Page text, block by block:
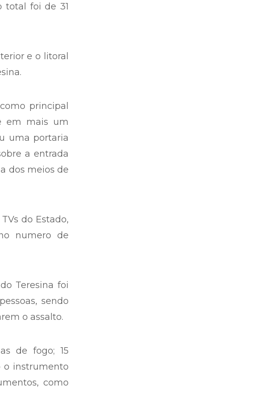
total foi de 31
e o litoral
principal
em mais um
uma portaria
a entrada
dos meios de
do Estado,
numero de
Teresina foi
sendo
o assalto.
de fogo; 15
o instrumento
como